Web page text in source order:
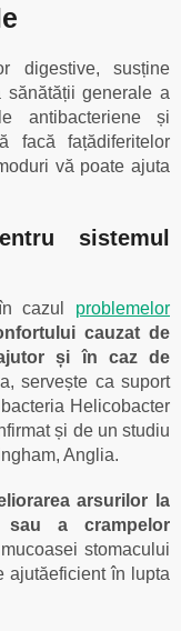
digestive, susține
sănătății generale a
antibacteriene și
facă fațădiferitelor
vă poate ajuta
sistemul
cazul problemelor
cauzat de
și în caz de
servește ca suport
Helicobacter
și de un studiu
Anglia.
arsurilor la
sau a crampelor
stomacului
ajutăeficient în lupta